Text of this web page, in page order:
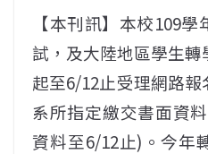
【本刊訊】本校109
試，及大陸地區學生轉
起至6/12止受理網路
系所指定繳交書面資
資料至6/12止)。今年